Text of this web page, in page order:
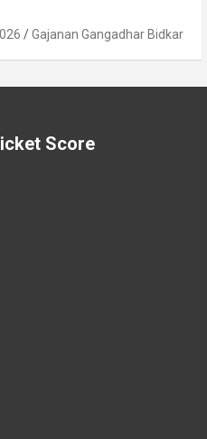
Gajanan Gangadhar Bidkar
Score